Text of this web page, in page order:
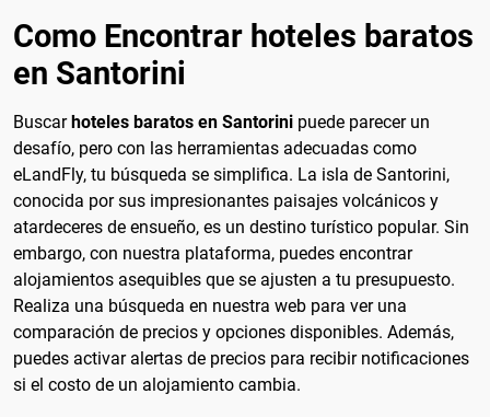
Como Encontrar hoteles baratos
en Santorini
Buscar hoteles baratos en Santorini puede parecer un
desafío, pero con las herramientas adecuadas como
eLandFly, tu búsqueda se simplifica. La isla de Santorini,
conocida por sus impresionantes paisajes volcánicos y
atardeceres de ensueño, es un destino turístico popular. Sin
embargo, con nuestra plataforma, puedes encontrar
alojamientos asequibles que se ajusten a tu presupuesto.
Realiza una búsqueda en nuestra web para ver una
comparación de precios y opciones disponibles. Además,
puedes activar alertas de precios para recibir notificaciones
si el costo de un alojamiento cambia.